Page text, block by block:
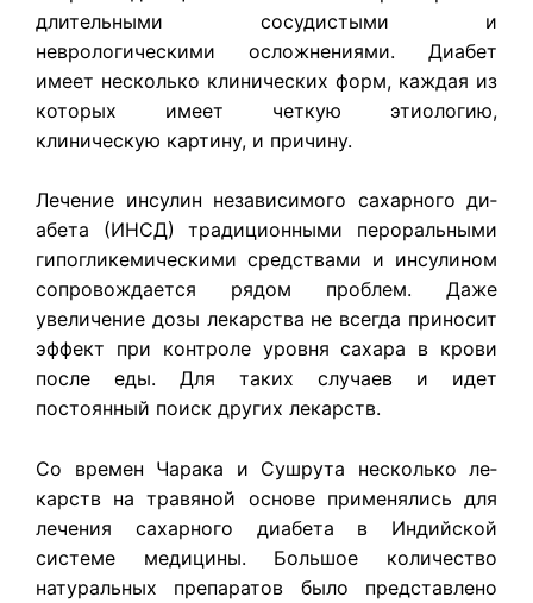
длительными сосудисты­ми и
неврологическими осложнениями. Диабет
имеет несколько клинических форм, каждая из
которых имеет четкую этиологию,
клиническую картину, и причину.
Лечение инсулин независимого сахарного ди­
абета (ИНСД) традиционными пероральными
гипогликемическими средствами и инсулином
сопровождается рядом проблем. Даже
увеличе­ние дозы лекарства не всегда приносит
эффект при контроле уровня сахара в крови
после еды. Для таких случаев и идет
постоянный поиск дру­гих лекарств.
Со времен Чарака и Сушрута несколько ле­
карств на травяной основе применялись для
ле­чения сахарного диабета в Индийской
системе медицины. Большое количество
натуральных препаратов было представлено